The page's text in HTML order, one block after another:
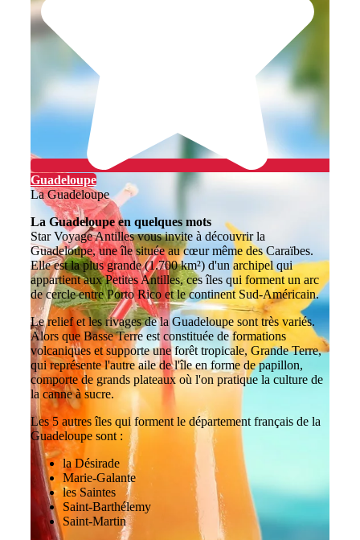
Guadeloupe
La Guadeloupe
La Guadeloupe en quelques mots
Star Voyage Antilles vous invite à découvrir la
Guadeloupe, une île située au cœur même des Caraïbes.
Elle est la plus grande (1.700 km²) d'un archipel qui
appartient aux Petites Antilles, ces îles qui forment un arc
de cercle entre Porto Rico et le continent Sud-Américain.
Le relief et les rivages de la Guadeloupe sont très variés.
Alors que Basse Terre est constituée de formations
volcaniques et supporte une forêt tropicale, Grande Terre,
qui représente l'autre aile de l'île en forme de papillon,
comporte de grands plateaux où l'on pratique la culture de
la canne à sucre.
Les 5 autres îles qui forment le département français de la
Guadeloupe sont :
la Désirade
Marie-Galante
les Saintes
Saint-Barthélemy
Saint-Martin